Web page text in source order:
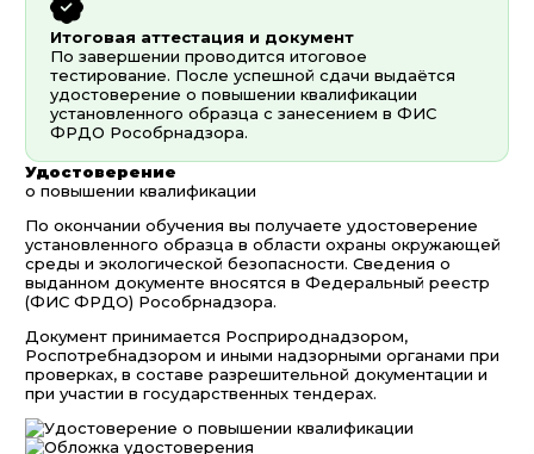
Итоговая аттестация и документ
По завершении проводится итоговое
тестирование. После успешной сдачи выдаётся
удостоверение о повышении квалификации
установленного образца с занесением в ФИС
ФРДО Рособрнадзора.
Удостоверение
о повышении квалификации
По окончании обучения вы получаете удостоверение
установленного образца в области охраны окружающей
среды и экологической безопасности. Сведения о
выданном документе вносятся в Федеральный реестр
(ФИС ФРДО) Рособрнадзора.
Документ принимается Росприроднадзором,
Роспотребнадзором и иными надзорными органами при
проверках, в составе разрешительной документации и
при участии в государственных тендерах.